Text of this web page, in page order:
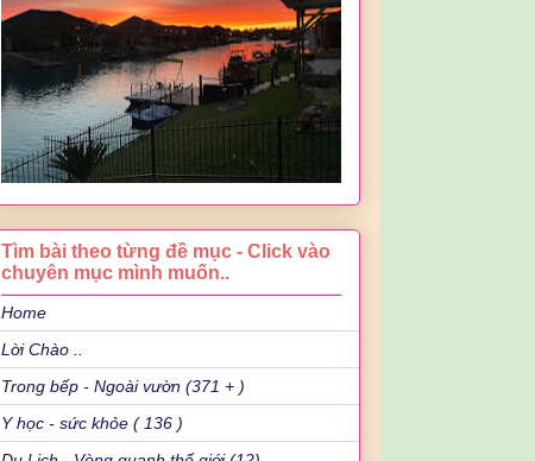
Tìm bài theo từng đề mục - Click vào
chuyên mục mình muốn..
Home
Lời Chào ..
Trong bếp - Ngoài vườn (371 + )
Y học - sức khỏe ( 136 )